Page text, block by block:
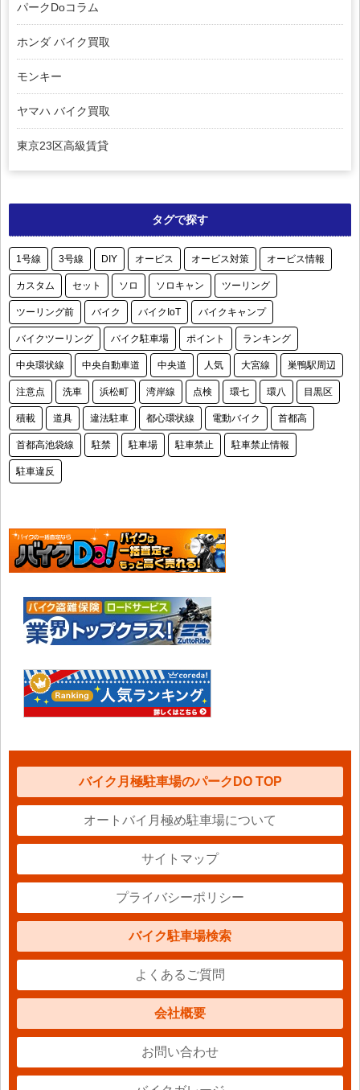
パークDoコラム
ホンダ バイク買取
モンキー
ヤマハ バイク買取
東京23区高級賃貸
タグで探す
1号線 3号線 DIY オービス オービス対策 オービス情報
カスタム セット ソロ ソロキャン ツーリング
ツーリング前 バイク バイクIoT バイクキャンプ
バイクツーリング バイク駐車場 ポイント ランキング
中央環状線 中央自動車道 中央道 人気 大宮線 巣鴨駅周辺
注意点 洗車 浜松町 湾岸線 点検 環七 環八 目黒区
積載 道具 違法駐車 都心環状線 電動バイク 首都高
首都高池袋線 駐禁 駐車場 駐車禁止 駐車禁止情報
駐車違反
バイク月極駐車場のパークDO TOP
オートバイ月極め駐車場について
サイトマップ
プライバシーポリシー
バイク駐車場検索
よくあるご質問
会社概要
お問い合わせ